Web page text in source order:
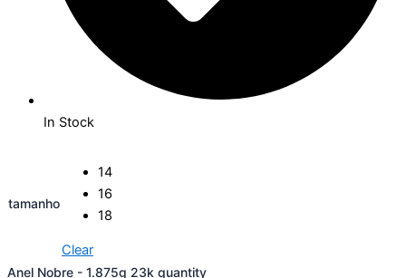
In Stock
tamanho
14
16
18
Clear
Anel Nobre - 1.875g 23k quantity